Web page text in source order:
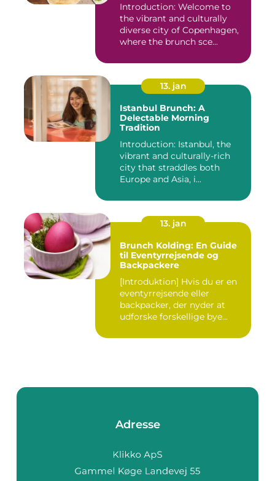
Introduction: Welcome to
the vibrant and culturally
diverse city of Copenhagen,
where the brunch sce...
13. jan
Istanbul Brunch: A
Delectable Morning
Tradition
Introduction: Istanbul, the
vibrant and culturally-rich
city that straddles both
Europe and Asia, i...
13. jan
Brunch Kolding: En Guide
til Eventyrrejsende og
Backpackere
[Introduktion] Hvis du er en
eventyrrejsende eller
backpacker, der nyder at
udforske forskellige bye...
Adresse